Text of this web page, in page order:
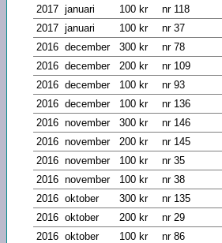
2017 januari 100 kr
nr 118
2017 januari 100 kr
nr 37
2016 december 300 kr
nr 78
2016 december 200 kr
nr 109
2016 december 100 kr
nr 93
2016 december 100 kr
nr 136
2016 november 300 kr
nr 146
2016 november 200 kr
nr 145
2016 november 100 kr
nr 35
2016 november 100 kr
nr 38
2016 oktober 300 kr
nr 135
2016 oktober 200 kr
nr 29
2016 oktober 100 kr
nr 86